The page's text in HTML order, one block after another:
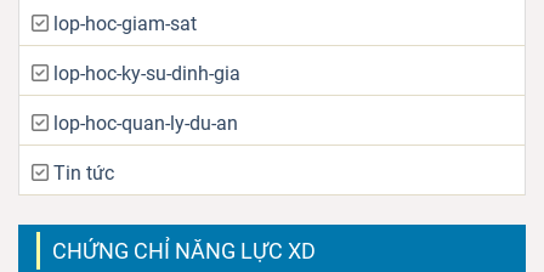
lop-hoc-giam-sat
lop-hoc-ky-su-dinh-gia
lop-hoc-quan-ly-du-an
Tin tức
CHỨNG CHỈ NĂNG LỰC XD